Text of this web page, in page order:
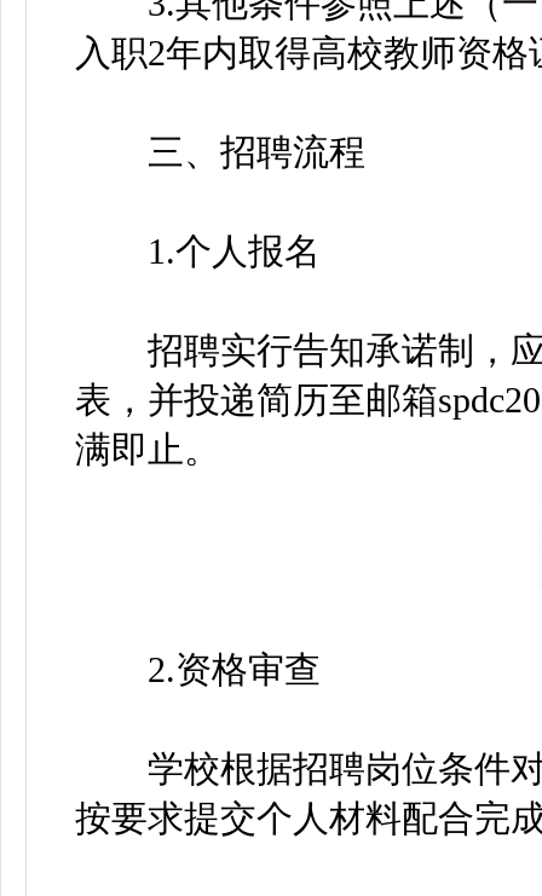
入职2年内取得高校教师资格
三、招聘流程
1.个人报名
招聘实行告知承诺制，应
表，并投递简历至邮箱
满即止。
2.资格审查
学校根据招聘岗位条件对
按要求提交个人材料配合完